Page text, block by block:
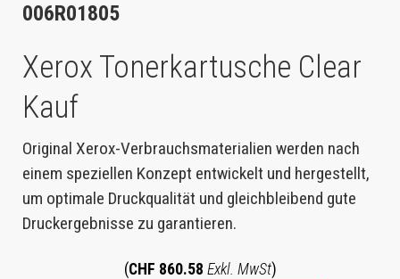
006R01805
Xerox Tonerkartusche Clear
Kauf
Original Xerox-Verbrauchsmaterialien werden nach
einem speziellen Konzept entwickelt und hergestellt,
um optimale Druckqualität und gleichbleibend gute
Druckergebnisse zu garantieren.
(CHF 860.58 Exkl. MwSt)